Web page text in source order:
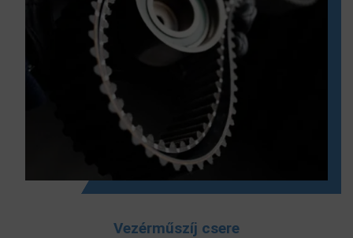
Vezérműszíj csere